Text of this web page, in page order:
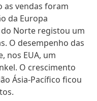
as vendas foram
da Europa
do Norte registou um
O desempenho das
nos EUA, um
O crescimento
Ásia-Pacífico ficou